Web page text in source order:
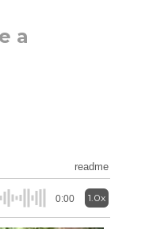
a
readme
0:00 1.0x